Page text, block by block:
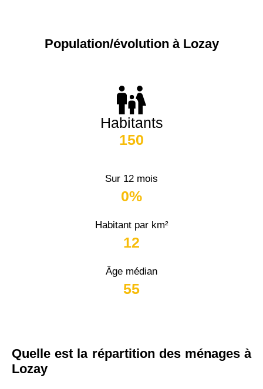
Population/évolution à Lozay
Habitants
150
Sur 12 mois
0%
Habitant par km²
12
Âge médian
55
Quelle est la répartition des ménages à
Lozay